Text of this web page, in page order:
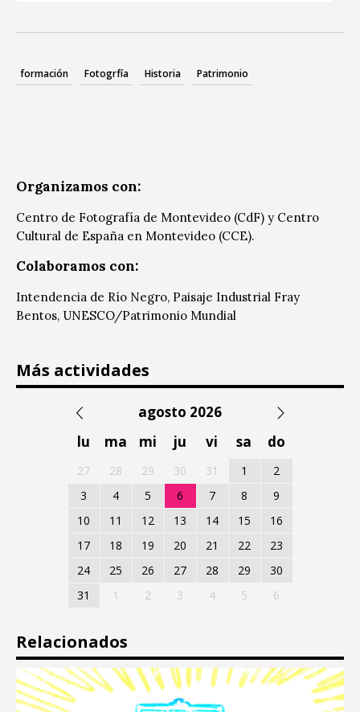
formación Fotogrfía Historia Patrimonio
Organizamos con:
Centro de Fotografía de Montevideo (CdF) y Centro
Cultural de España en Montevideo (CCE).
Colaboramos con:
Intendencia de Río Negro, Paisaje Industrial Fray
Bentos, UNESCO/Patrimonio Mundial
Más actividades
agosto 2026
lu
ma mi ju vi sa do
27 28 29 30 31 1
2
3
4 5 6 7 8
9
10
11 12 13 14 15
16
17
18 19 20 21 22
23
24
25 26 27 28 29
30
31
1 2 3 4 5 6
Relacionados